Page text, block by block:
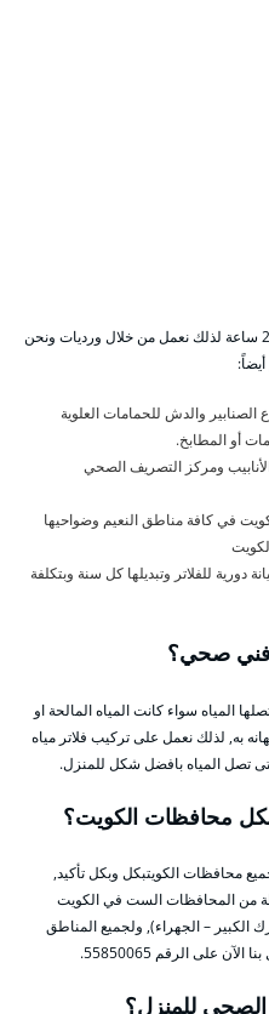
نوفر خدمة فني صحى النعيم بالكويت خدمة 24 ساعة لذلك نعمل من خلال ورديات ونحن
والدش للحمامات العلوية
أو المطابخ.
ومركز التصريف الصحي
في كافة مناطق النعيم وضواحيها
للفلاتر وتبديلها كل سنة وبتكلفة
فني صحي؟
المياه سواء كانت المياه المالحة او
به, لذلك نعمل على تركيب فلاتر مياه
تصل المياه بافضل شكل للمنزل.
محافظات الكويت؟
محافظات الكويتبكل وبكل تأكيد,
من المحافظات الست في الكويت
الكبير – الجهراء), ولجميع المناطق
للمنزل؟